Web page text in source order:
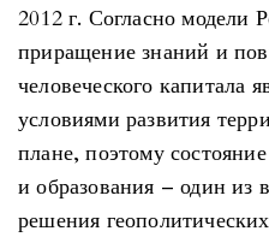
2012 г. Согласно модели
приращение знаний и
человеческого капитала
условиями развития
плане, поэтому
и образования – один из
решения